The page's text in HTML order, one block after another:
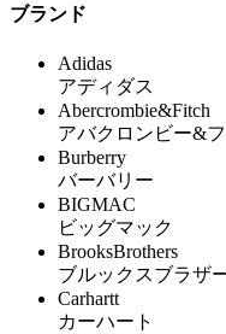
ブランド
Adidas
アディダス
Abercrombie&Fitch
アバクロンビー&
Burberry
バーバリー
BIGMAC
ビッグマック
BrooksBrothers
ブルックスブラザ
Carhartt
カーハート